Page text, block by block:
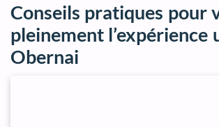
Conseils pratiques pour
pleinement l’expérience
Obernai